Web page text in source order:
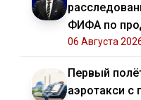
ФИФА по
06 Августа
Первый
аэротакси с